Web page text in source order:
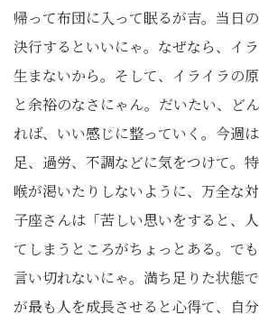
帰って布団に入って眠るが吉。当日
決行するといいにゃ。なぜなら、イ
生まないから。そして、イライラの
と余裕のなさにゃん。だいたい、ど
れば、いい感じに整っていく。今週
足、過労、不調などに気をつけて。
喉が渇いたりしないように、万全な
子座さんは「苦しい思いをすると、
てしまうところがちょっとある。で
言い切れないにゃ。満ち足りた状態
が最も人を成長させると心得て、自